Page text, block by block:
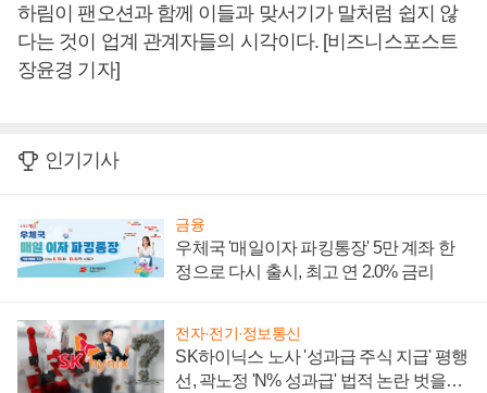
하림이 팬오션과 함께 이들과 맞서기가 말처럼 쉽지 않
다는 것이 업계 관계자들의 시각이다. [비즈니스포스트
장윤경 기자]
인기기사
금융
우체국 '매일이자 파킹통장' 5만 계좌 한
정으로 다시 출시, 최고 연 2.0% 금리
전자·전기·정보통신
SK하이닉스 노사 '성과급 주식 지급' 평행
선, 곽노정 'N% 성과급' 법적 논란 벗을지